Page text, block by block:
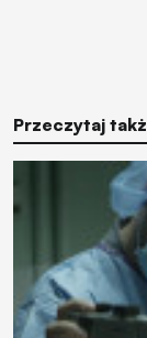
Przeczytaj